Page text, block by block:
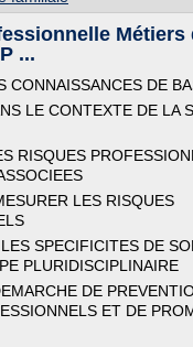
Métiers
...
CONNAISSANCES DE
LE CONTEXTE DE LA
RISQUES
LES RISQUES
SPECIFICITES DE
PLURIDISCIPLINAIRE
DE
ET DE